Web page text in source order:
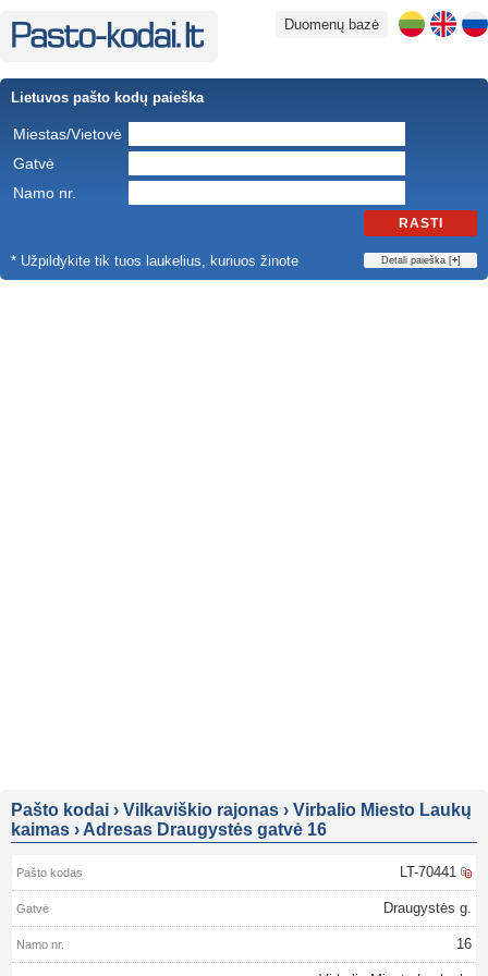
Duomenų bazė
Lietuvos pašto kodų paieška
Miestas/Vietovė
Gatvė
Namo nr.
RASTI
* Užpildykite tik tuos laukelius, kuriuos žinote Detali paieška [+]
Pašto kodai › Vilkaviškio rajonas › Virbalio Miesto Laukų
kaimas › Adresas Draugystės gatvė 16
LT-70441
Draugystės g.
16